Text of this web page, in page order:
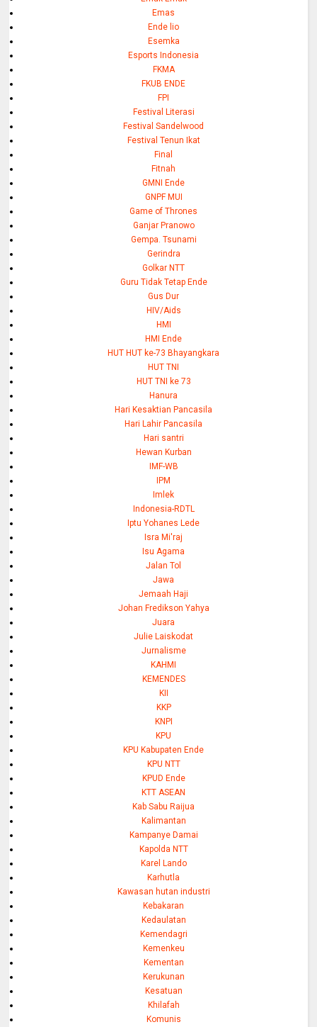
Emas
Ende lio
Esemka
Esports Indonesia
FKMA
FKUB ENDE
FPI
Festival Literasi
Festival Sandelwood
Festival Tenun Ikat
Final
Fitnah
GMNI Ende
GNPF MUI
Game of Thrones
Ganjar Pranowo
Gempa. Tsunami
Gerindra
Golkar NTT
Guru Tidak Tetap Ende
Gus Dur
HIV/Aids
HMI
HMI Ende
HUT HUT ke-73 Bhayangkara
HUT TNI
HUT TNI ke 73
Hanura
Hari Kesaktian Pancasila
Hari Lahir Pancasila
Hari santri
Hewan Kurban
IMF-WB
IPM
Imlek
Indonesia-RDTL
Iptu Yohanes Lede
Isra Mi'raj
Isu Agama
Jalan Tol
Jawa
Jemaah Haji
Johan Fredikson Yahya
Juara
Julie Laiskodat
Jurnalisme
KAHMI
KEMENDES
KII
KKP
KNPI
KPU
KPU Kabupaten Ende
KPU NTT
KPUD Ende
KTT ASEAN
Kab Sabu Raijua
Kalimantan
Kampanye Damai
Kapolda NTT
Karel Lando
Karhutla
Kawasan hutan industri
Kebakaran
Kedaulatan
Kemendagri
Kemenkeu
Kementan
Kerukunan
Kesatuan
Khilafah
Komunis